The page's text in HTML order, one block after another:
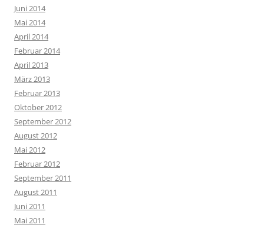
Juni 2014
Mai 2014
April 2014
Februar 2014
April 2013
März 2013
Februar 2013
Oktober 2012
September 2012
August 2012
Mai 2012
Februar 2012
September 2011
August 2011
Juni 2011
Mai 2011